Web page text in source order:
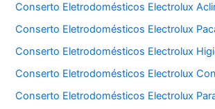
Conserto Eletrodomésticos Electrolux
Conserto Eletrodomésticos Electrolux
Conserto Eletrodomésticos Electrolux
Conserto Eletrodomésticos Electrolux
Conserto Eletrodomésticos Electrolux